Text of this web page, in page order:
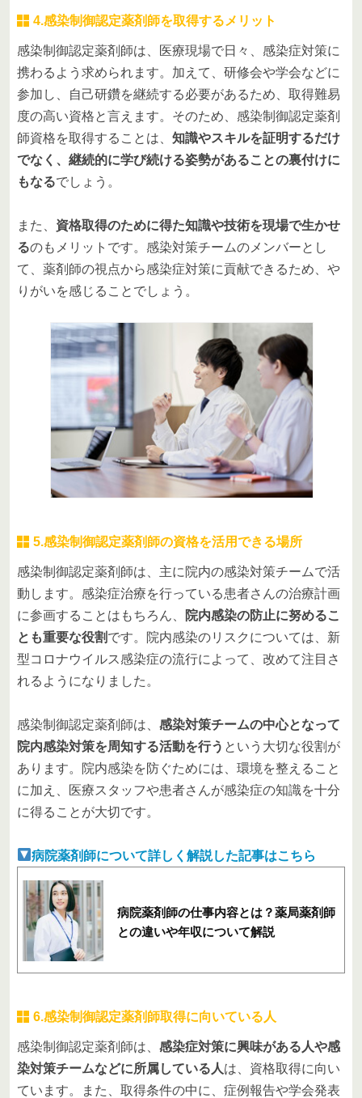
4.感染制御認定薬剤師を取得するメリット
感染制御認定薬剤師は、医療現場で日々、感染症対策に
携わるよう求められます。加えて、研修会や学会などに
参加し、自己研鑽を継続する必要があるため、取得難易
度の高い資格と言えます。そのため、感染制御認定薬剤
師資格を取得することは、 知識やスキルを証明するだけ
でなく、継続的に学び続ける姿勢があることの裏付けに
もなるでしょう。
また、 資格取得のために得た知識や技術を現場で生かせ
るのもメリットです。感染対策チームのメンバーとし
て、薬剤師の視点から感染症対策に貢献できるため、や
りがいを感じることでしょう。
5.感染制御認定薬剤師の資格を活用できる場所
感染制御認定薬剤師は、主に院内の感染対策チームで活
動します。感染症治療を行っている患者さんの治療計画
に参画することはもちろん、
院内感染の防止に努めるこ
とも重要な役割です。院内感染のリスクについては、新
型コロナウイルス感染症の流行によって、改めて注目さ
れるようになりました。
感染制御認定薬剤師は、 感染対策チームの中心となって
院内感染対策を周知する活動を行う という大切な役割が
あります。院内感染を防ぐためには、環境を整えること
に加え、医療スタッフや患者さんが感染症の知識を十分
に得ることが大切です。
病院薬剤師について詳しく解説した記事はこちら
病院薬剤師の仕事内容とは？薬局薬剤師
との違いや年収について解説
6.感染制御認定薬剤師取得に向いている人
感染制御認定薬剤師は、 感染症対策に興味がある人や感
染対策チームなどに所属している人は、資格取得に向い
ています。また、取得条件の中に、症例報告や学会発表